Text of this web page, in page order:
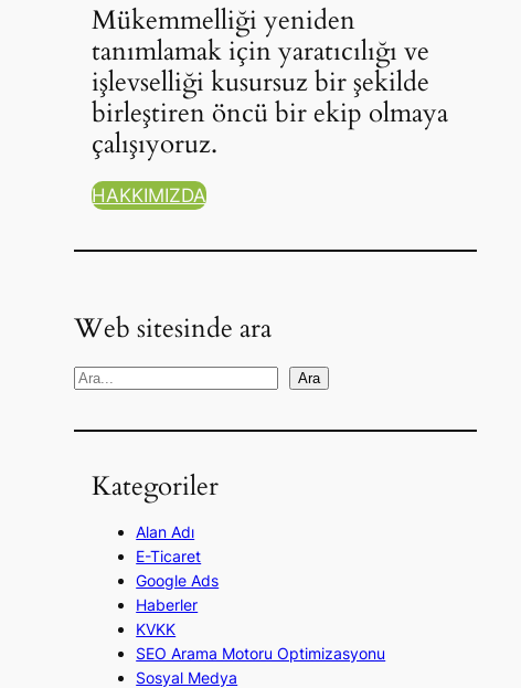
Mükemmelliği yeniden
tanımlamak için yaratıcılığı ve
işlevselliği kusursuz bir şekilde
birleştiren öncü bir ekip olmaya
çalışıyoruz.
HAKKIMIZDA
Web sitesinde ara
A
a
Ara
Kategoriler
Alan Adı
E-Ticaret
Google Ads
Haberler
KVKK
SEO Arama Motoru Optimizasyonu
Sosyal Medya